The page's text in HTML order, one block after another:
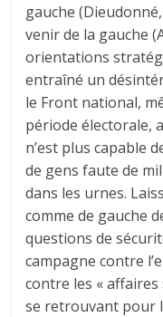
gauche
venir de la gauche
orientations
entraîné un
le Front national,
période électorale,
n’est plus capable
de gens faute de
dans les urnes.
comme de gauche
questions de
campagne contre
contre les «
se retrouvant pour